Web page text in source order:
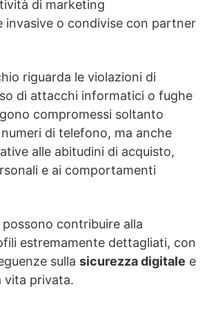
di marketing
invasive o condivise con partner
riguarda le violazioni di
di attacchi informatici o fughe
compromessi soltanto
di telefono, ma anche
alle abitudini di acquisto,
e ai comportamenti
contribuire alla
estremamente dettagliati, con
sulla sicurezza digitale e
vita privata.